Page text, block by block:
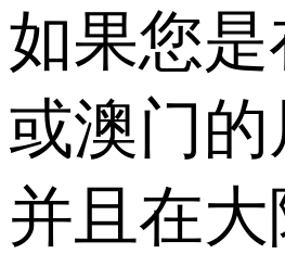
如果您
或澳门的
并且在大